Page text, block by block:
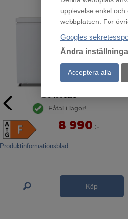
upplevelse enkel
webbplatsen. För
Googles
Ändra
Acceptera alla
Fåtal i lager!
Produktinformationsblad
8 990 :-
Köp